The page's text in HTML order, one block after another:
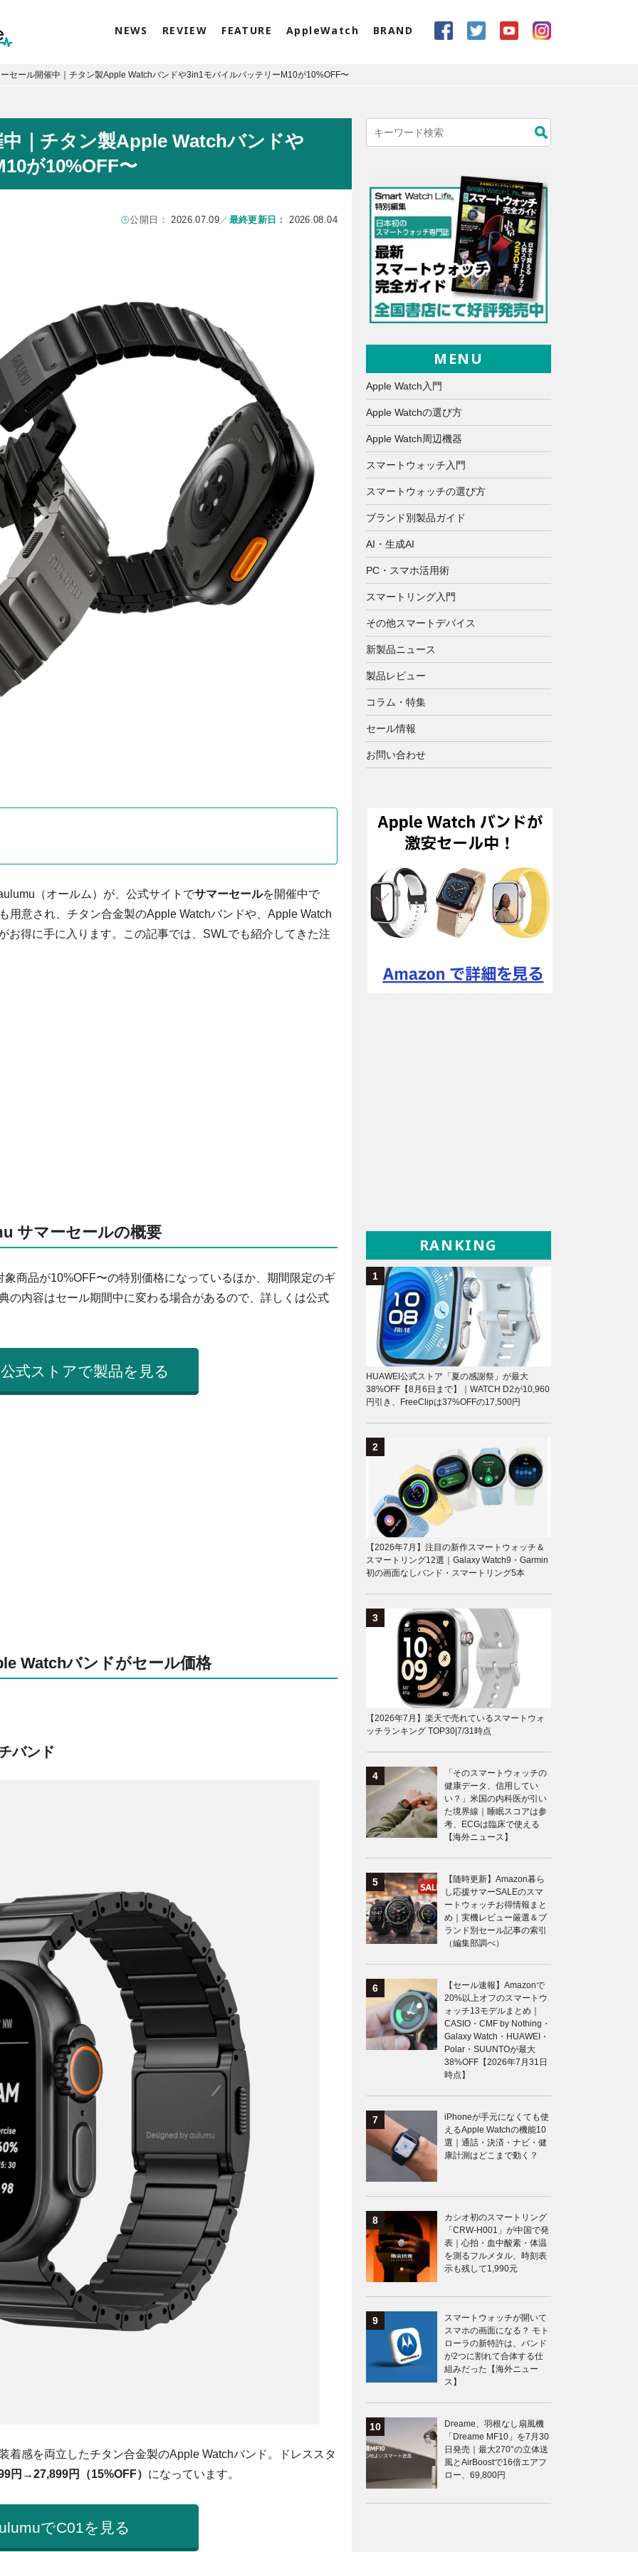
NEWS REVIEW FEATURE AppleWatch BRAND
セール開催中｜チタン製Apple Watchバンドや3in1モバイルバッテリーM10が10%OFF〜
｜チタン製Apple Watchバンドや
が10%OFF〜
公開日：2026.07.09／ 最終更新日： 2026.08.04
（オールム）が、公式サイトでサマーセールを開催中で
用意され、チタン合金製のApple Watchバンドや、Apple Watch
お得に手に入ります。この記事では、SWLでも紹介してきた注
サマーセールの概要
商品が10%OFF〜の特別価格になっているほか、期間限定のギ
の内容はセール期間中に変わる場合があるので、詳しくは公式
式ストアで製品を見る
Watchバンドがセール価格
バンド
着感を両立したチタン合金製のApple Watchバンド。ドレススタ
円→27,899円（15%OFF） になっています。
でC01を見る
MENU
Apple Watch入門
Apple Watchの選び方
Apple Watch周辺機器
スマートウォッチ入門
スマートウォッチの選び方
ブランド別製品ガイド
AI・生成AI
PC・スマホ活用術
スマートリング入門
その他スマートデバイス
新製品ニュース
製品レビュー
コラム・特集
セール情報
お問い合わせ
RANKING
HUAWEI公式ストア「夏の感謝祭」が最大
38%OFF【8月6日まで】｜WATCH D2が10,960
円引き、FreeClipは37%OFFの17,500円
【2026年7月】注目の新作スマートウォッチ＆
スマートリング12選｜Galaxy Watch9・Garmin
初の画面なしバンド・スマートリング5本
【2026年7月】楽天で売れているスマートウォ
ッチランキング TOP30|7/31時点
「そのスマートウォッチの
健康データ、信用してい
い？」米国の内科医が引い
た境界線｜睡眠スコアは参
考、ECGは臨床で使える
【海外ニュース】
【随時更新】Amazon暮ら
し応援サマーSALEのスマ
ートウォッチお得情報まと
め｜実機レビュー厳選＆ブ
ランド別セール記事の索引
（編集部調べ）
【セール速報】Amazonで
20%以上オフのスマートウ
ォッチ13モデルまとめ｜
CASIO・CMF by Nothing・
Galaxy Watch・HUAWEI・
Polar・SUUNTOが最大
38%OFF【2026年7月31日
時点】
iPhoneが手元になくても使
えるApple Watchの機能10
選｜通話・決済・ナビ・健
康計測はどこまで動く？
カシオ初のスマートリング
「CRW-H001」が中国で発
表｜心拍・血中酸素・体温
を測るフルメタル、時刻表
示も残して1,990元
スマートウォッチが開いて
スマホの画面になる？ モト
ローラの新特許は、バンド
が2つに割れて合体する仕
組みだった【海外ニュー
ス】
Dreame、羽根なし扇風機
「Dreame MF10」を7月30
日発売｜最大270°の立体送
風とAirBoostで16倍エアフ
ロー、69,800円